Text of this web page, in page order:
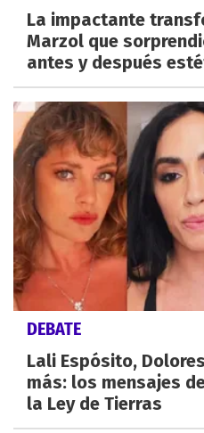
La impactante
Marzol que
antes y después
DEBATE
Lali Espósito,
más: los mensajes
la Ley de Tierras